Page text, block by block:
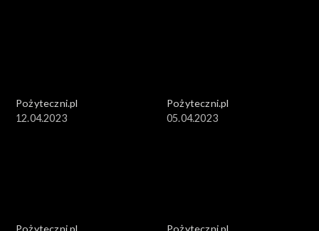
Pożyteczni.pl
12.04.2023
Pożyteczni.pl
05.04.2023
Pożyteczni.pl
Pożyteczni.pl